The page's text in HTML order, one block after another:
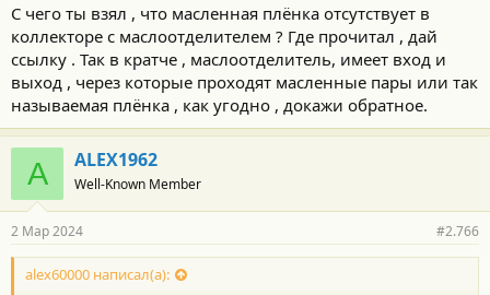
С чего ты взял , что масленная плёнка отсутствует в
коллекторе с маслоотделителем ? Где прочитал , дай
ссылку . Так в кратче , маслоотделитель, имеет вход и
выход , через которые проходят масленные пары или так
называемая плёнка , как угодно , докажи обратное.
A ALEX1962
Well-Known Member
2 Мар 2024 #2.766
alex60000 написал(а):